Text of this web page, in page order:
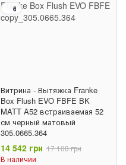
6
Витрина - Вытяжка Franke
Box Flush EVO FBFE BK
MATT A52 встраиваемая 52
см черный матовый
305.0665.364
14 542 грн 17 108 грн
В наличии